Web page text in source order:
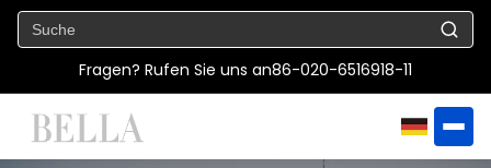
Fragen? Rufen Sie uns an86-020-6516918-11